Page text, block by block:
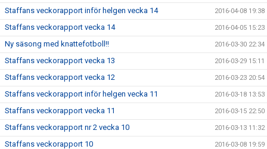
Staffans veckorapport inför helgen vecka 14 2016-04-08 19:38
Staffans veckorapport vecka 14 2016-04-05 15:23
Ny säsong med knattefotboll!! 2016-03-30 22:34
Staffans veckorapport vecka 13 2016-03-29 15:11
Staffans veckorapport vecka 12 2016-03-23 20:54
Staffans veckorapport inför helgen vecka 11 2016-03-18 13:53
Staffans veckorapport vecka 11 2016-03-15 22:50
Staffans veckorapport nr 2 vecka 10 2016-03-13 11:32
Staffans veckorapport 10 2016-03-08 19:59